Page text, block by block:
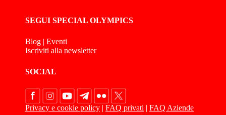
SEGUI SPECIAL OLYMPICS
Blog | Eventi
Iscriviti alla newsletter
SOCIAL
Privacy e cookie policy | FAQ privati | FAQ Aziende